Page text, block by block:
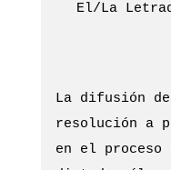
El/La
La difusión
resolución a
en el proceso